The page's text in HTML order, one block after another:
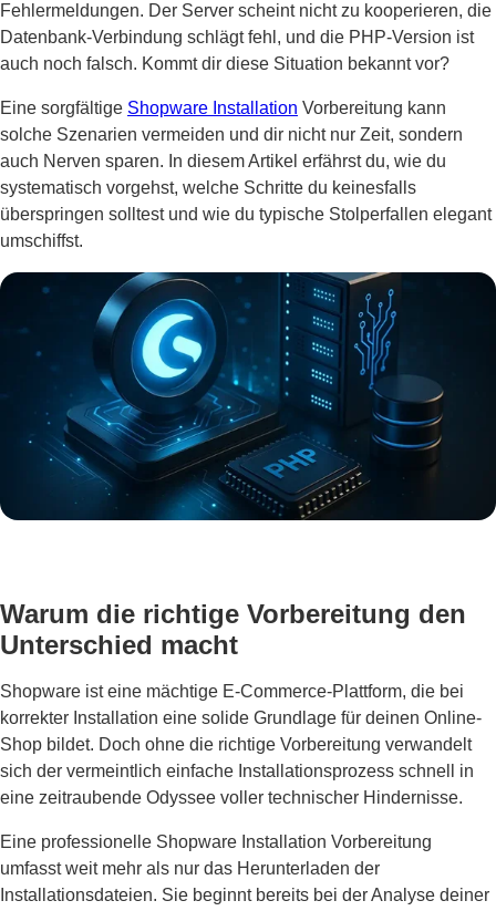
Fehlermeldungen. Der Server scheint nicht zu kooperieren, die
Datenbank-Verbindung schlägt fehl, und die PHP-Version ist
auch noch falsch. Kommt dir diese Situation bekannt vor?
Eine sorgfältige Shopware Installation Vorbereitung kann
solche Szenarien vermeiden und dir nicht nur Zeit, sondern
auch Nerven sparen. In diesem Artikel erfährst du, wie du
systematisch vorgehst, welche Schritte du keinesfalls
überspringen solltest und wie du typische Stolperfallen elegant
umschiffst.
Warum die richtige Vorbereitung den
Unterschied macht
Shopware ist eine mächtige E-Commerce-Plattform, die bei
korrekter Installation eine solide Grundlage für deinen Online-
Shop bildet. Doch ohne die richtige Vorbereitung verwandelt
sich der vermeintlich einfache Installationsprozess schnell in
eine zeitraubende Odyssee voller technischer Hindernisse.
Eine professionelle Shopware Installation Vorbereitung
umfasst weit mehr als nur das Herunterladen der
Installationsdateien. Sie beginnt bereits bei der Analyse deiner